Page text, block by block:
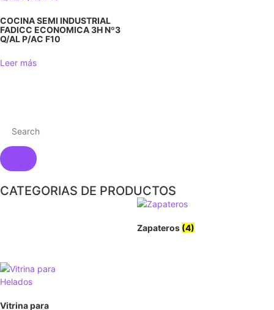
COCINA SEMI INDUSTRIAL
FADICC ECONOMICA 3H Nº3
Q/AL P/AC F10
Leer más
CATEGORIAS DE PRODUCTOS
Zapateros (4)
Vitrina para